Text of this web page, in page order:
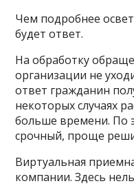
Чем подробнее
будет ответ.
На обработку
организации не
ответ гражданин
некоторых случаях
больше времени. По
срочный, проще
Виртуальная
компании. Здесь